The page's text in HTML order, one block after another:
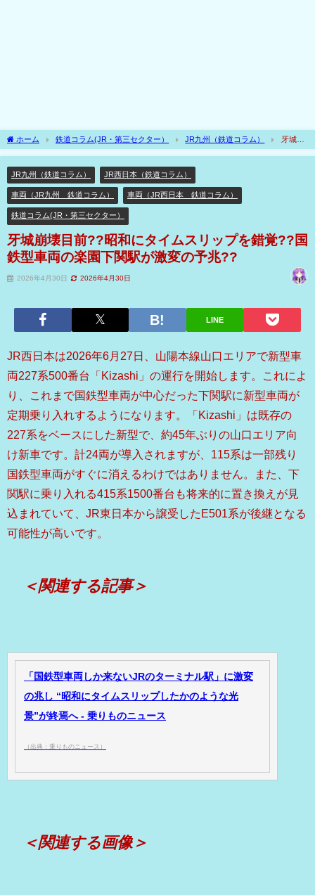
ホーム 鉄道コラム(JR・第三セクター） JR九州（鉄道コラム）
牙城崩
壊目前??昭和にタイムスリップを錯覚??国鉄型車両の楽園下関駅が激変の予兆??
JR九州（鉄道コラム） JR西日本（鉄道コラム）
車両（JR九州 鉄道コラム） 車両（JR西日本 鉄道コラム）
鉄道コラム(JR・第三セクター）
牙城崩壊目前??昭和にタイムスリップを錯覚??国
鉄型車両の楽園下関駅が激変の予兆??
2026年4月30日 2026年4月30日
LINE
JR西日本は2026年6月27日、山陽本線山口エリアで新型車
両227系500番台「Kizashi」の運行を開始します。これによ
り、これまで国鉄型車両が中心だった下関駅に新型車両が
定期乗り入れするようになります。「Kizashi」は既存の
227系をベースにした新型で、約45年ぶりの山口エリア向
け新車です。計24両が導入されますが、115系は一部残り
国鉄型車両がすぐに消えるわけではありません。また、下
関駅に乗り入れる415系1500番台も将来的に置き換えが見
込まれていて、JR東日本から譲受したE501系が後継となる
可能性が高いです。
＜関連する記事＞
「国鉄型車両しか来ないJRのターミナル駅」に激変
の兆し “昭和にタイムスリップしたかのような光
景”が終焉へ - 乗りものニュース
（出典：乗りものニュース）
＜関連する画像＞